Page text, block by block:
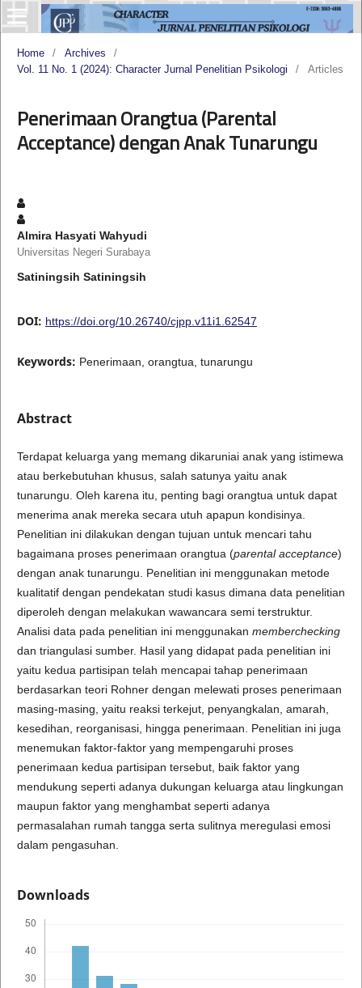
Home / Archives
/
Vol. 11 No. 1 (2024): Character Jurnal Penelitian Psikologi
/ Articles
Penerimaan Orangtua (Parental
Acceptance) dengan Anak Tunarungu
Almira Hasyati Wahyudi
Universitas Negeri Surabaya
Satiningsih Satiningsih
DOI: https://doi.org/10.26740/cjpp.v11i1.62547
Keywords: Penerimaan, orangtua, tunarungu
Abstract
Terdapat keluarga yang memang dikaruniai anak yang istimewa
atau berkebutuhan khusus, salah satunya yaitu anak
tunarungu. Oleh karena itu, penting bagi orangtua untuk dapat
menerima anak mereka secara utuh apapun kondisinya.
Penelitian ini dilakukan dengan tujuan untuk mencari tahu
bagaimana proses penerimaan orangtua (parental acceptance)
dengan anak tunarungu. Penelitian ini menggunakan metode
kualitatif dengan pendekatan studi kasus dimana data penelitian
diperoleh dengan melakukan wawancara semi terstruktur.
Analisi data pada penelitian ini menggunakan memberchecking
dan triangulasi sumber. Hasil yang didapat pada penelitian ini
yaitu kedua partisipan telah mencapai tahap penerimaan
berdasarkan teori Rohner dengan melewati proses penerimaan
masing-masing, yaitu reaksi terkejut, penyangkalan, amarah,
kesedihan, reorganisasi, hingga penerimaan. Penelitian ini juga
menemukan faktor-faktor yang mempengaruhi proses
penerimaan kedua partisipan tersebut, baik faktor yang
mendukung seperti adanya dukungan keluarga atau lingkungan
maupun faktor yang menghambat seperti adanya
permasalahan rumah tangga serta sulitnya meregulasi emosi
dalam pengasuhan.
Downloads